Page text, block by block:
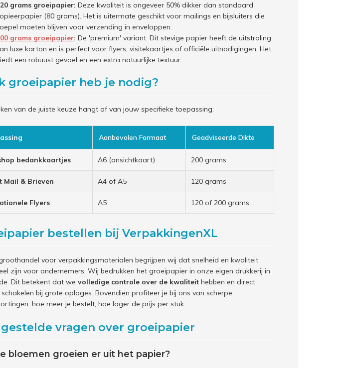
grams groeipapier: Deze kwaliteit is ongeveer 50% dikker dan standaard
(80 grams). Het is uitermate geschikt voor mailings en bijsluiters die
moeten blijven voor verzending in enveloppen.
grams groeipapier: De 'premium' variant. Dit stevige papier heeft de uitstraling
luxe karton en is perfect voor flyers, visitekaartjes of officiële uitnodigingen. Het
een robuust gevoel en een extra natuurlijke textuur.
groeipapier heb je nodig?
van de juiste keuze hangt af van jouw specifieke toepassing:
Aanbevolen Formaat Geadviseerde Dikte
bedankkaartjes A6 (ansichtkaart) 200 grams
Mail & Brieven A4 of A5 120 grams
Flyers A5 120 of 200 grams
bestellen bij VerpakkingenXL
voor verpakkingsmaterialen begrijpen wij dat snelheid en kwaliteit
zijn voor ondernemers. Wij bedrukken het groeipapier in onze eigen drukkerij in
Dit betekent dat we volledige controle over de kwaliteit hebben en direct
schakelen bij grote oplages. Bovendien profiteer je bij ons van scherpe
hoe meer je bestelt, hoe lager de prijs per stuk.
vragen over groeipapier
bloemen groeien er uit het papier?